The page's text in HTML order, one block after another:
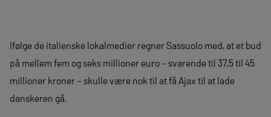
Ifølge de italienske lokalmedier regner Sassuolo med, at et bud
på mellem fem og seks millioner euro – svarende til 37,5 til 45
millioner kroner – skulle være nok til at få Ajax til at lade
danskeren gå.